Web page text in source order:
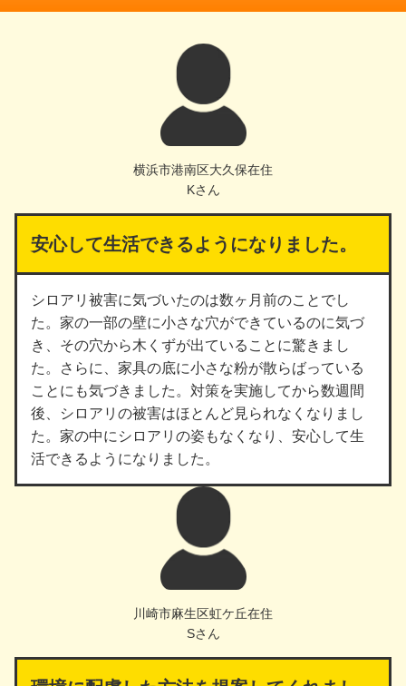
横浜市港南区大久保在住
Kさん
安心して生活できるようになりました。
シロアリ被害に気づいたのは数ヶ月前のことでし
た。家の一部の壁に小さな穴ができているのに気づ
き、その穴から木くずが出ていることに驚きまし
た。さらに、家具の底に小さな粉が散らばっている
ことにも気づきました。対策を実施してから数週間
後、シロアリの被害はほとんど見られなくなりまし
た。家の中にシロアリの姿もなくなり、安心して生
活できるようになりました。
川崎市麻生区虹ケ丘在住
Sさん